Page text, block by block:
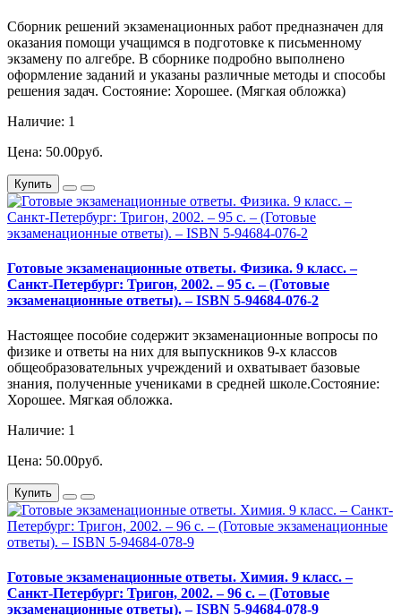
Сборник решений экзаменационных работ предназначен для
оказания помощи учащимся в подготовке к письменному
экзамену по алгебре. В сборнике подробно выполнено
оформление заданий и указаны различные методы и способы
решения задач. Состояние: Хорошее. (Мягкая обложка)
Наличие: 1
Цена: 50.00руб.
Купить
Готовые экзаменационные ответы. Физика. 9 класс. –
Санкт-Петербург: Тригон, 2002. – 95 с. – (Готовые
экзаменационные ответы). – ISBN 5-94684-076-2
Настоящее пособие содержит экзаменационные вопросы по
физике и ответы на них для выпускников 9-х классов
общеобразовательных учреждений и охватывает базовые
знания, полученные учениками в средней школе.Состояние:
Хорошее. Мягкая обложка.
Наличие: 1
Цена: 50.00руб.
Купить
Готовые экзаменационные ответы. Химия. 9 класс. –
Санкт-Петербург: Тригон, 2002. – 96 с. – (Готовые
экзаменационные ответы). – ISBN 5-94684-078-9